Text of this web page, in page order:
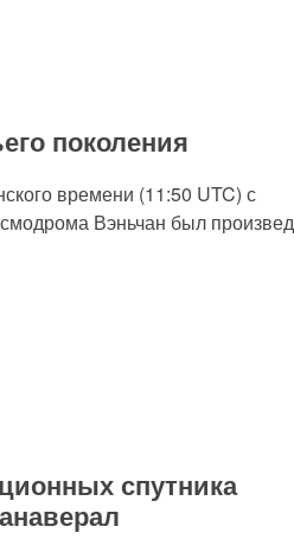
поколения
времени (11:50 UTC) с
Вэньчан был
спутника